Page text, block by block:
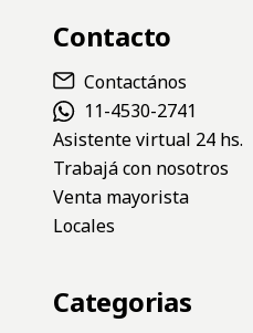
Contacto
Contactános
11-4530-2741
Asistente virtual 24 hs.
Trabajá con nosotros
Venta mayorista
Locales
Categorias